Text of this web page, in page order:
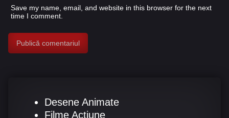
Save my name, email, and website in this browser for the next
time I comment.
Desene Animate
Filme Actiune